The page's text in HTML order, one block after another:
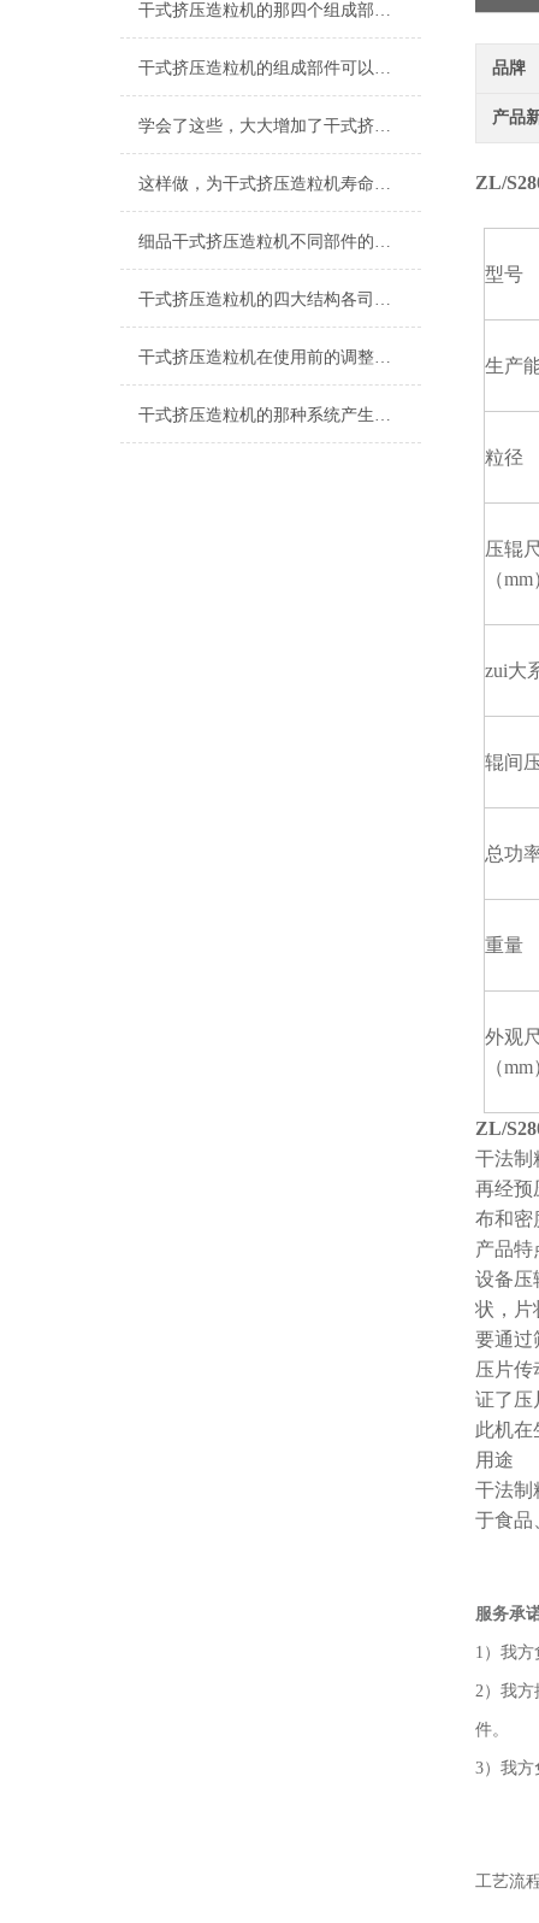
干式挤压造粒机的那四个组成部分介绍
干式挤压造粒机的组成部件可以保证产品生产
学会了这些，大大增加了干式挤压造粒机经济效益
这样做，为干式挤压造粒机寿命加分
细品干式挤压造粒机不同部件的安装方式
干式挤压造粒机的四大结构各司其职
干式挤压造粒机在使用前的调整工作
干式挤压造粒机的那种系统产生故障的成因分析
品牌
产品
ZL/
型号
生产
粒径
压辊
（
zui大
辊间
总功
重量
外观
（
ZL/
干法制
再经
布和密
产品特
设备压
状，片
要通过
压片传
证了压
此机在
用途
干法制
于食品
服务承
1）我
2）我方
件。
3）我方
工艺流